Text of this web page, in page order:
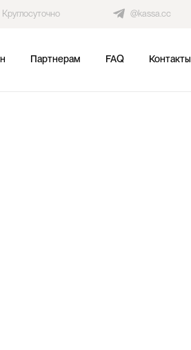
Круглосуточно @kassa.cc
Партнерам FAQ Контакты